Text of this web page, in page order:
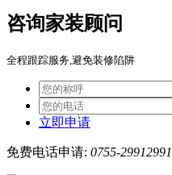
咨询家装顾问
全程跟踪服务,避免装修陷阱
立即申请
免费电话申请: 0755-29912991